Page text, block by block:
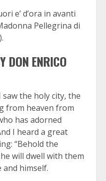
e’ d’ora in avanti
Pellegrina di
DON ENRICO
saw the holy city, the
from heaven from
has adorned
I heard a great
“Behold the
will dwell with them
and himself.